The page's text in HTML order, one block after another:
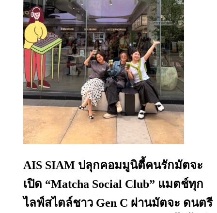
AIS SIAM ปลุกคอมมูนิตี้คนรักมัตจะ
เปิด “Matcha Social Club” แมตช์ทุก
ไลฟ์สไตล์ชาว Gen C ผ่านมัตจะ ดนตรี